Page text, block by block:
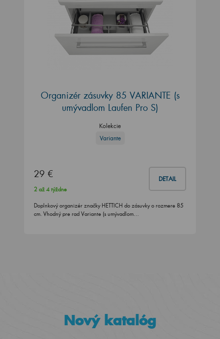
Organizér zásuvky 85 VARIANTE (s
umývadlom Laufen Pro S)
Kolekcie
Variante
29 € DETAIL
2 až 4 týždne
Doplnkový organizér značky HETTICH do zásuvky o rozmere 85
cm. Vhodný pre rad Variante (s umývadlom…
Nový katalóg